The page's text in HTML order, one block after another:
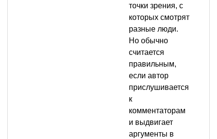
точки зрения, с
которых смотрят
разные люди.
Но обычно
считается
правильным,
если автор
прислушивается
к
комментаторам
и выдвигает
аргументы в